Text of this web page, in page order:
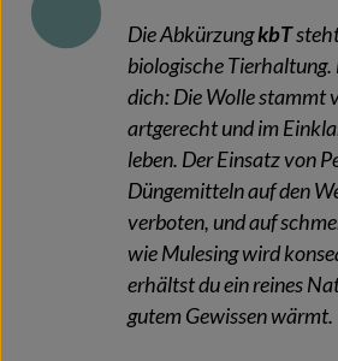
Die AbkürzungkbT
biologische Tierhaltung.
dich: Die Wolle stammt
artgerecht und im
leben. Der Einsatz von
Düngemitteln auf den
verboten, und auf
wie Mulesing wird
erhältst du ein reines
gutem Gewissen wärmt.